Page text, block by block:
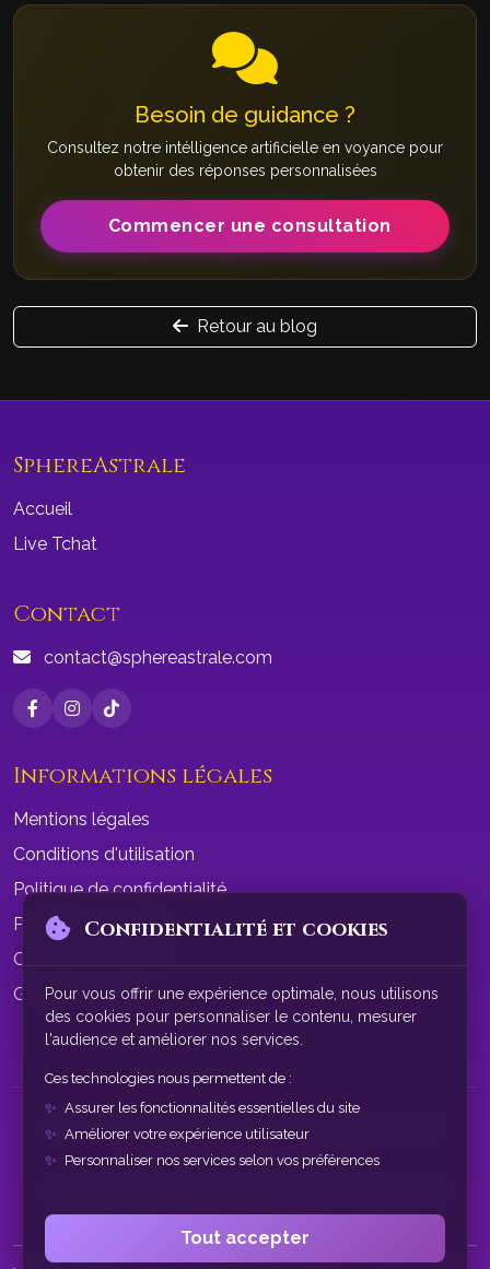
Besoin de guidance ?
Consultez notre intélligence artificielle en voyance pour
obtenir des réponses personnalisées
Commencer une consultation
Retour au blog
SphereAstrale
Accueil
Live Tchat
Contact
contact@sphereastrale.com
Informations légales
Mentions légales
Conditions d'utilisation
Politique de confidentialité
Politique de cookies
Conditions de vente
Gérer les cookies
© 2026 SphereAstrale - Voyance par tchat gratuit sans
inscription. Tous droits réservés.
Confidentialité et cookies
Pour vous offrir une expérience optimale, nous utilisons
des cookies pour personnaliser le contenu, mesurer
l'audience et améliorer nos services.
Ces technologies nous permettent de :
Assurer les fonctionnalités essentielles du site
Améliorer votre expérience utilisateur
Personnaliser nos services selon vos préférences
Tout accepter